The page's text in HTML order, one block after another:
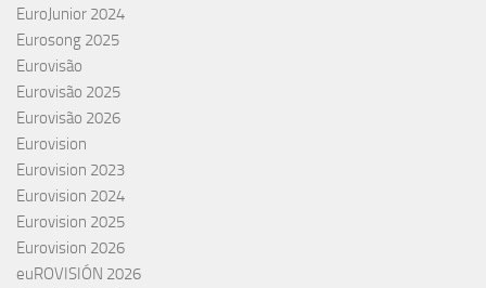
EuroJunior 2024
Eurosong 2025
Eurovisão
Eurovisão 2025
Eurovisão 2026
Eurovision
Eurovision 2023
Eurovision 2024
Eurovision 2025
Eurovision 2026
euROVISIÓN 2026